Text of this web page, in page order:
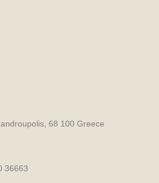
68 100 Greece
36663